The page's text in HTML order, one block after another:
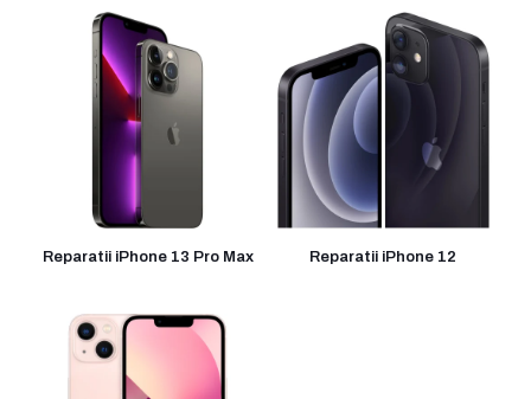
Reparatii iPhone 13 Pro Max Reparatii iPhone 12